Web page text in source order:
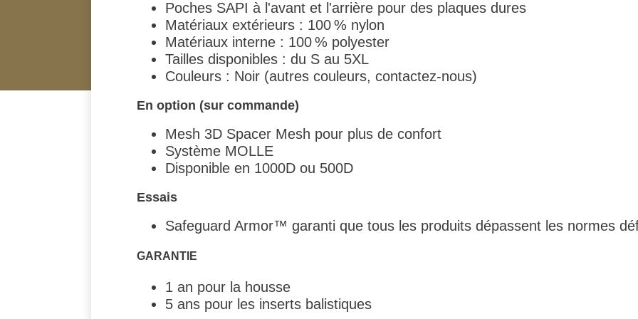
Poches SAPI à l'avant et l'arrière pour des plaques dures
Matériaux extérieurs : 100 % nylon
Matériaux interne : 100 % polyester
Tailles disponibles : du S au 5XL
Couleurs : Noir (autres couleurs, contactez-nous)
En option (sur commande)
Mesh 3D Spacer Mesh pour plus de confort
Système MOLLE
Disponible en 1000D ou 500D
Essais
Safeguard Armor™ garanti que tous les produits dépassent les normes
GARANTIE
1 an pour la housse
5 ans pour les inserts balistiques